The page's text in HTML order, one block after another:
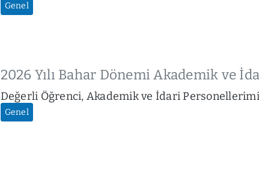
Genel
2026 Yılı Bahar Dönemi Akademik ve
Değerli Öğrenci, Akademik ve İdari
Genel